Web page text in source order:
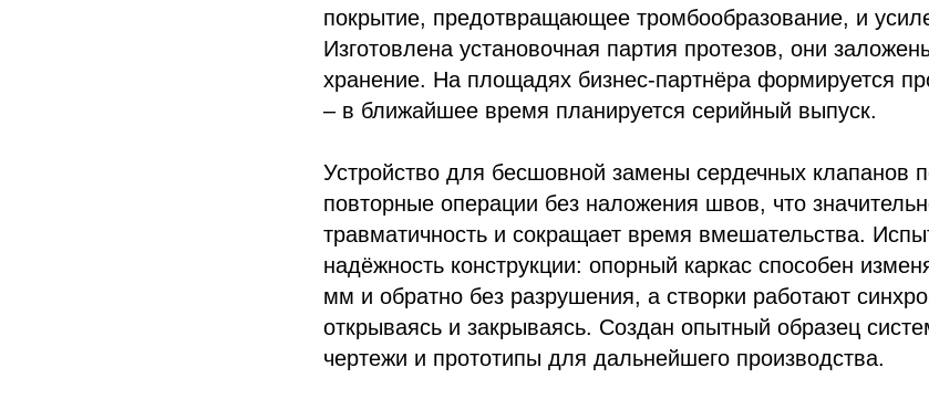
покрытие, предотвращающее тромбообразование, и
Изготовлена установочная партия протезов, они
хранение. На площадях бизнес-партнёра формируется
– в ближайшее время планируется серийный выпуск.
Устройство для бесшовной замены сердечных клапанов
повторные операции без наложения швов, что
травматичность и сокращает время вмешательства.
надёжность конструкции: опорный каркас способен
мм и обратно без разрушения, а створки работают
открываясь и закрываясь. Создан опытный образец
чертежи и прототипы для дальнейшего производства.